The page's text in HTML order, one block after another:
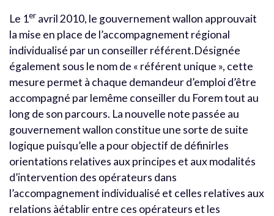
Le 1er avril 2010, le gouvernement wallon approuvait
la mise en place de l’accompagnement régional
individualisé par un conseiller référent.Désignée
également sous le nom de « référent unique », cette
mesure permet à chaque demandeur d’emploi d’être
accompagné par lemême conseiller du Forem tout au
long de son parcours. La nouvelle note passée au
gouvernement wallon constitue une sorte de suite
logique puisqu’elle a pour objectif de définirles
orientations relatives aux principes et aux modalités
d’intervention des opérateurs dans
l’accompagnement individualisé et celles relatives aux
relations àétablir entre ces opérateurs et les